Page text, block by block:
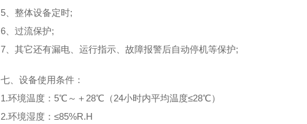
5、整体设备定时;
6、过流保护;
7、其它还有漏电、运行指示、故障报警后自动停机等保护;
七、设备使用条件：
1.环境温度：5℃～＋28℃（24小时内平均温度≤28℃）
2.环境湿度：≤85%R.H